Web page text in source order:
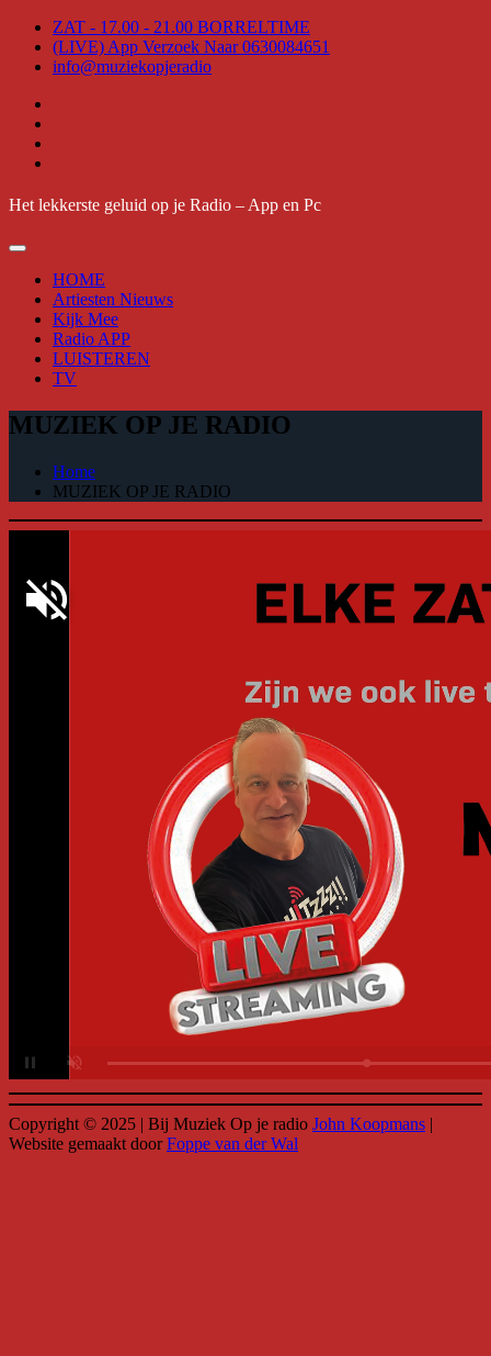
Skip
content
ZAT - 17.00 - 21.00 BORRELTIME
(LIVE) App Verzoek Naar 0630084651
info@muziekopjeradio
Het lekkerste geluid op je Radio – App en Pc
HOME
Artiesten Nieuws
Kijk Mee
Radio APP
LUISTEREN
TV
MUZIEK OP JE RADIO
Home
MUZIEK OP JE RADIO
Copyright © 2025 | Bij Muziek Op je radio John Koopmans |
Website gemaakt doorFoppe van der Wal